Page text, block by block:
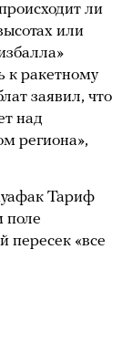
ли
или
к ракетному
заявил, что
над
региона»,
Тариф
поле
пересек «все